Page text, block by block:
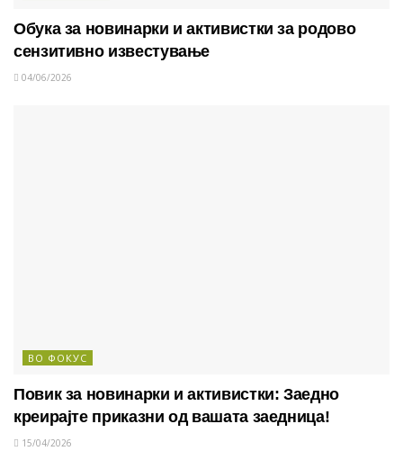
Обука за новинарки и активистки за родово
сензитивно известување
04/06/2026
ВО ФОКУС
Повик за новинарки и активистки: Заедно
креирајте приказни од вашата заедница!
15/04/2026